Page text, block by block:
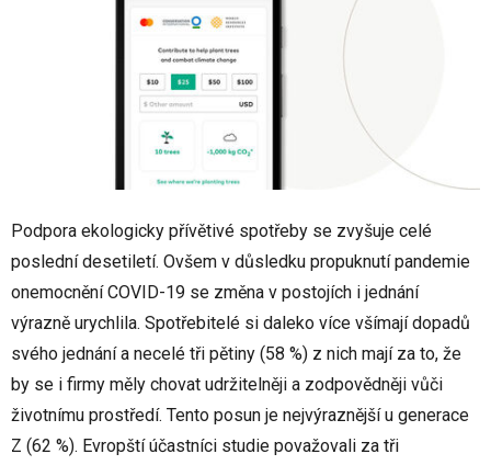
Podpora ekologicky přívětivé spotřeby se zvyšuje celé
poslední desetiletí. Ovšem v důsledku propuknutí pandemie
onemocnění COVID-19 se změna v postojích i jednání
výrazně urychlila. Spotřebitelé si daleko více všímají dopadů
svého jednání a necelé tři pětiny (58 %) z nich mají za to, že
by se i firmy měly chovat udržitelněji a zodpovědněji vůči
životnímu prostředí. Tento posun je nejvýraznější u generace
Z (62 %). Evropští účastníci studie považovali za tři